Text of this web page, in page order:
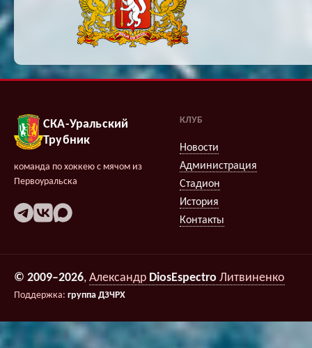
СКА-Уральский
Трубник
команда по хоккею с мячом из
Первоуральска
КЛУБ
Новости
Администрация
Стадион
История
Контакты
© 2009–2026, Александр DiosEspectro Литвиненко
Поддержка: группа ДЗЧРХ